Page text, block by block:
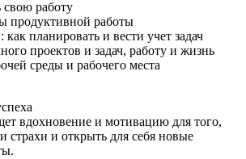
свою работу
работы
планировать и вести учет задач
проектов и задач, работу и жизнь
среды и рабочего места
вдохновение и мотивацию для того,
страхи и открыть для себя новые